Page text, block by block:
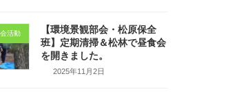
活動
【環境景観部会・松原保全
班】定期清掃＆松林で昼食会
を開きました。
2025年11月2日